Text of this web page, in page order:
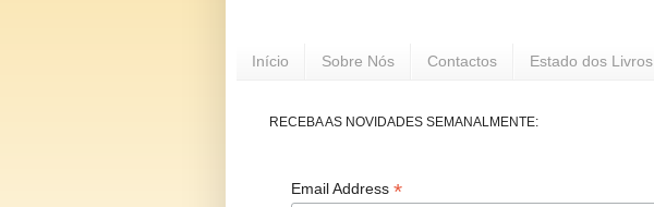
Início Sobre Nós Contactos Estado dos Livros
RECEBA AS NOVIDADES SEMANALMENTE:
Email Address *